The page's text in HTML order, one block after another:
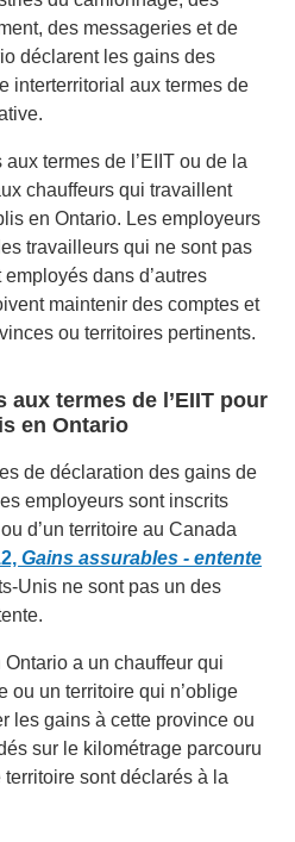
des messageries et de
déclarent les gains des
interterritorial aux termes de
termes de l’EIIT ou de la
chauffeurs qui travaillent
en Ontario. Les employeurs
travailleurs qui ne sont pas
dans d’autres
maintenir des comptes et
ou territoires pertinents.
aux termes de l’EIIT pour
en Ontario
de déclaration des gains de
employeurs sont inscrits
d’un territoire au Canada
Gains assurables - entente
Unis ne sont pas un des
a un chauffeur qui
ou un territoire qui n’oblige
les gains à cette province ou
sur le kilométrage parcouru
sont déclarés à la